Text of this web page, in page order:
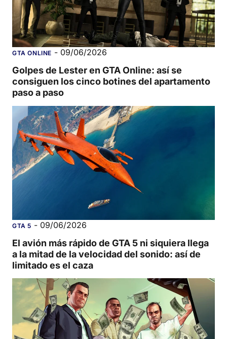
GTA ONLINE - 09/06/2026
Golpes de Lester en GTA Online: así se
consiguen los cinco botines del apartamento
paso a paso
GTA 5 - 09/06/2026
El avión más rápido de GTA 5 ni siquiera llega
a la mitad de la velocidad del sonido: así de
limitado es el caza